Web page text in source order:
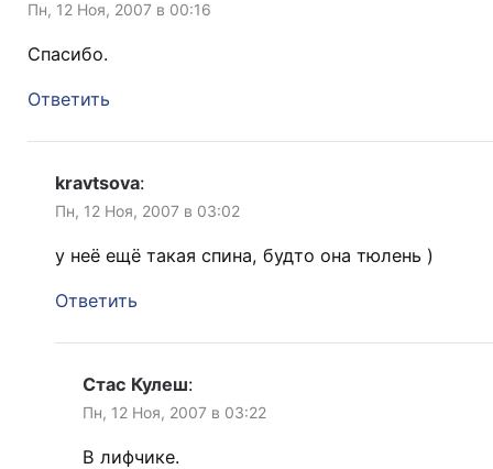
Пн, 12 Ноя, 2007 в 00:16
Спасибо.
Ответить
kravtsova:
Пн, 12 Ноя, 2007 в 03:02
у неё ещё такая спина, будто она тюлень )
Ответить
Стас Кулеш:
Пн, 12 Ноя, 2007 в 03:22
В лифчике.